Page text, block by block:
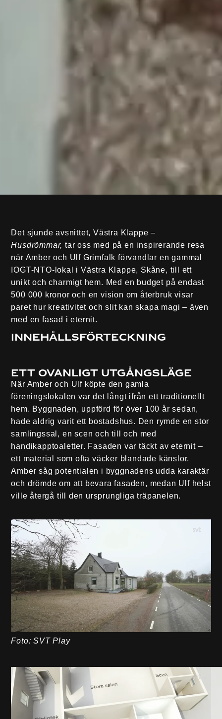
Det sjunde avsnittet, Västra Klappe –
Husdrömmar, tar oss med på en inspirerande resa
när Amber och Ulf Grimfalk förvandlar en gammal
IOGT-NTO-lokal i Västra Klappe, Skåne, till ett
unikt och charmigt hem. Med en budget på endast
500 000 kronor och en vision om återbruk visar
paret hur kreativitet och slit kan skapa magi – även
med en fasad i eternit.
Innehållsförteckning
Ett ovanligt utgångsläge
När Amber och Ulf köpte den gamla
föreningslokalen var det långt ifrån ett traditionellt
hem. Byggnaden, uppförd för över 100 år sedan,
hade aldrig varit ett bostadshus. Den rymde en stor
samlingssal, en scen och till och med
handikapptoaletter. Fasaden var täckt av eternit –
ett material som ofta väcker blandade känslor.
Amber såg potentialen i byggnadens udda karaktär
och drömde om att bevara fasaden, medan Ulf helst
ville återgå till den ursprungliga träpanelen.
Foto: SVT Play